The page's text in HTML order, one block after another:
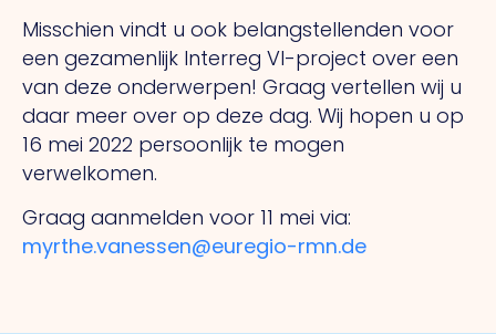
Misschien vindt u ook belangstellenden voor
een gezamenlijk Interreg VI-project over een
van deze onderwerpen! Graag vertellen wij u
daar meer over op deze dag. Wij hopen u op
16 mei 2022 persoonlijk te mogen
verwelkomen.
Graag aanmelden voor 11 mei via:
myrthe.vanessen@euregio-rmn.de